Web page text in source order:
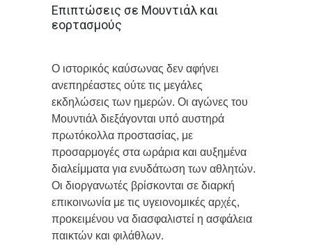
Επιπτώσεις σε Μουντιάλ και
εορτασμούς
Ο ιστορικός καύσωνας δεν αφήνει
ανεπηρέαστες ούτε τις μεγάλες
εκδηλώσεις των ημερών. Οι αγώνες του
Μουντιάλ διεξάγονται υπό αυστηρά
πρωτόκολλα προστασίας, με
προσαρμογές στα ωράρια και αυξημένα
διαλείμματα για ενυδάτωση των αθλητών.
Οι διοργανωτές βρίσκονται σε διαρκή
επικοινωνία με τις υγειονομικές αρχές,
προκειμένου να διασφαλιστεί η ασφάλεια
παικτών και φιλάθλων.